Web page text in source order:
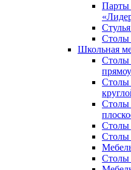
Парты
Столы
Школьная
Столы
Столы
Столы
Столы
Столы
Столы